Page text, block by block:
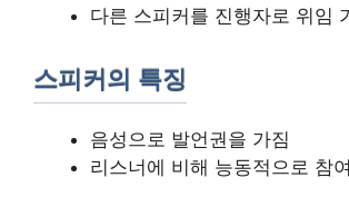
다른 스피커를 진행자로 위임
스피커의 특징
음성으로 발언권을 가짐
리스너에 비해 능동적으로 참